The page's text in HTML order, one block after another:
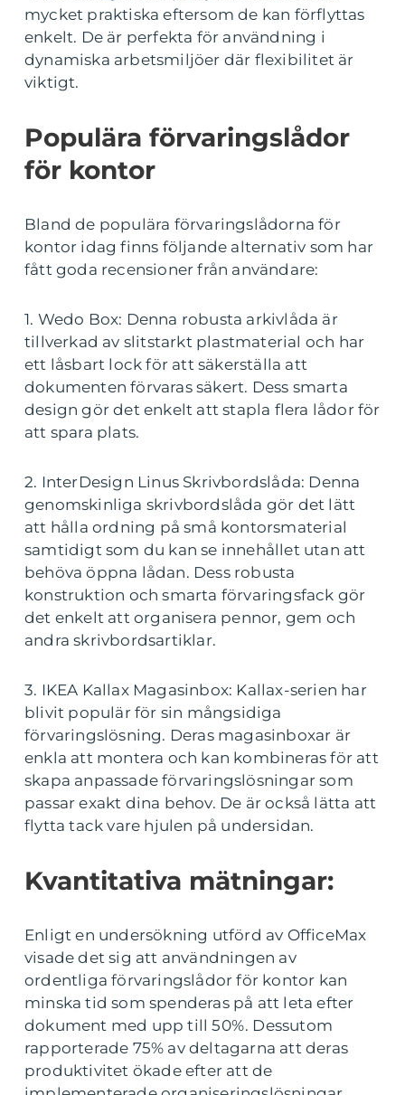
mycket praktiska eftersom de kan förflyttas
enkelt. De är perfekta för användning i
dynamiska arbetsmiljöer där flexibilitet är
viktigt.
Populära förvaringslådor
för kontor
Bland de populära förvaringslådorna för
kontor idag finns följande alternativ som har
fått goda recensioner från användare:
1. Wedo Box: Denna robusta arkivlåda är
tillverkad av slitstarkt plastmaterial och har
ett låsbart lock för att säkerställa att
dokumenten förvaras säkert. Dess smarta
design gör det enkelt att stapla flera lådor för
att spara plats.
2. InterDesign Linus Skrivbordslåda: Denna
genomskinliga skrivbordslåda gör det lätt
att hålla ordning på små kontorsmaterial
samtidigt som du kan se innehållet utan att
behöva öppna lådan. Dess robusta
konstruktion och smarta förvaringsfack gör
det enkelt att organisera pennor, gem och
andra skrivbordsartiklar.
3. IKEA Kallax Magasinbox: Kallax-serien har
blivit populär för sin mångsidiga
förvaringslösning. Deras magasinboxar är
enkla att montera och kan kombineras för att
skapa anpassade förvaringslösningar som
passar exakt dina behov. De är också lätta att
flytta tack vare hjulen på undersidan.
Kvantitativa mätningar:
Enligt en undersökning utförd av OfficeMax
visade det sig att användningen av
ordentliga förvaringslådor för kontor kan
minska tid som spenderas på att leta efter
dokument med upp till 50%. Dessutom
rapporterade 75% av deltagarna att deras
produktivitet ökade efter att de